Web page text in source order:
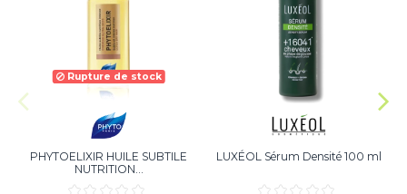
Rupture de stock
PHYTOELIXIR HUILE SUBTILE
NUTRITION...
LUXÉOL Sérum Densité 100 ml